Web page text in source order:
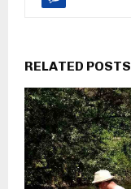
RELATED POSTS